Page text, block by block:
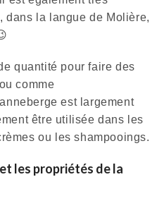
dans la langue de Molière,
quantité pour faire des
comme
est largement
être utilisée dans les
ou les shampooings.
les propriétés de la